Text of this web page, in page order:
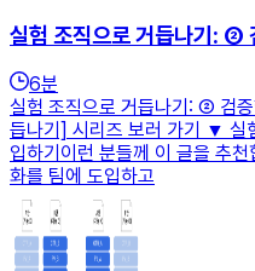
실험 조직으로 거듭나기: ②
6분
실험 조직으로 거듭나기: ② 검증
듭나기] 시리즈 보러 가기 ▼ 실
입하기이런 분들께 이 글을 추
화를 팀에 도입하고